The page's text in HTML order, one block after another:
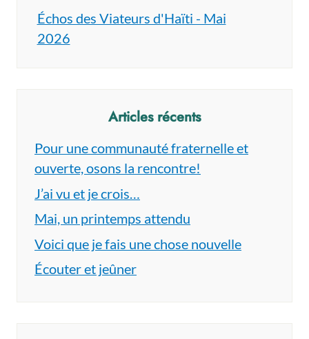
Échos des Viateurs d'Haïti - Mai
2026
Articles récents
Pour une communauté fraternelle et
ouverte, osons la rencontre!
J’ai vu et je crois…
Mai, un printemps attendu
Voici que je fais une chose nouvelle
Écouter et jeûner